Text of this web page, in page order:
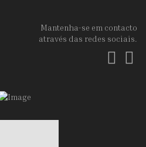
Mantenha-se em contacto
através das redes sociais.